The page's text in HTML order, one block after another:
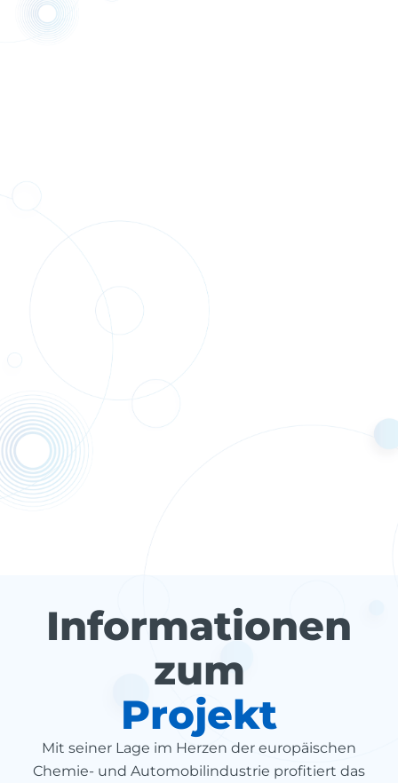
Informationen
zum
Projekt
Mit seiner Lage im Herzen der europäischen
Chemie- und Automobilindustrie profitiert das